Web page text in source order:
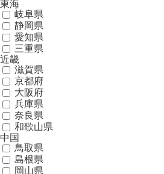
東海
岐阜県
静岡県
愛知県
三重県
近畿
滋賀県
京都府
大阪府
兵庫県
奈良県
和歌山県
中国
鳥取県
島根県
岡山県